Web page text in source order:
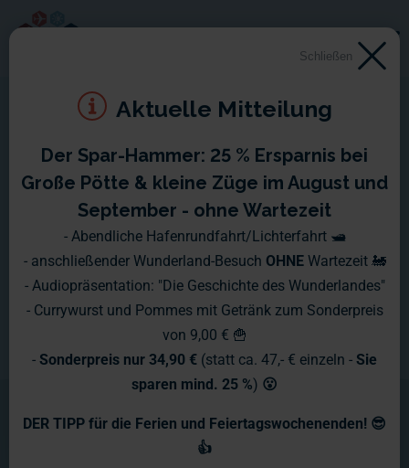
Die Einsatzorte des
Schließen
Aktuelle Mitteilung
Der Spar-Hammer: 25 % Ersparnis bei
Große Pötte & kleine Züge im August und
September - ohne Wartezeit
- Abendliche Hafenrundfahrt/Lichterfahrt 🛥️
- anschließender Wunderland-Besuch OHNE Wartezeit 🚂
- Audiopräsentation: "Die Geschichte des Wunderlandes"
- Currywurst und Pommes mit Getränk zum Sonderpreis
von 9,00 € 🍟
- Sonderpreis nur 34,90 € (statt ca. 47,- € einzeln - Sie
sparen mind. 25 %) 😮
DER TIPP für die Ferien und Feiertagswochenenden! 😎
👍